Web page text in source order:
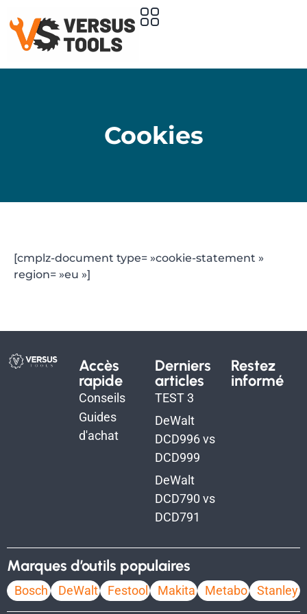
Cookies
[cmplz-document type= »cookie-statement »
region= »eu »]
Accès
rapide
Conseils
Guides
d'achat
Derniers
articles
TEST 3
DeWalt
DCD996 vs
DCD999
DeWalt
DCD790 vs
DCD791
Restez
informé
Marques d’outils populaires
Bosch DeWalt Festool Makita Metabo Stanley